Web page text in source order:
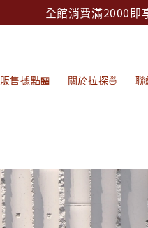
全館消費滿2000即
販售據點🏪 關於拉探🍜